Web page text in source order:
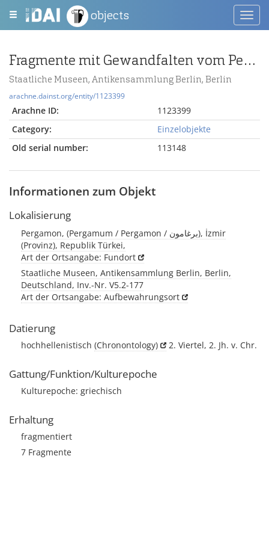
objects
Fragmente mit Gewandfalten vom Pergamonaltar (Rundplastik oder Relief)
Staatliche Museen, Antikensammlung Berlin, Berlin
arachne.dainst.org/entity/1123399
Arachne ID:
1123399
Category:
Einzelobjekte
Old serial number:
113148
Informationen zum Objekt
Lokalisierung
Pergamon, (Pergamum / Pergamon / برغامون), İzmir
(Provinz), Republik Türkei,
Art der Ortsangabe: Fundort
Staatliche Museen, Antikensammlung Berlin, Berlin,
Deutschland, Inv.-Nr. V5.2-177
Art der Ortsangabe: Aufbewahrungsort
Datierung
hochhellenistisch (Chronontology) 2. Viertel, 2. Jh. v. Chr.
Gattung/Funktion/Kulturepoche
Kulturepoche: griechisch
Erhaltung
fragmentiert
7 Fragmente